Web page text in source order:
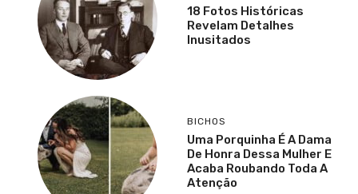
18 Fotos Históricas
Revelam Detalhes
Inusitados
BICHOS
Uma Porquinha É A Dama
De Honra Dessa Mulher E
Acaba Roubando Toda A
Atenção